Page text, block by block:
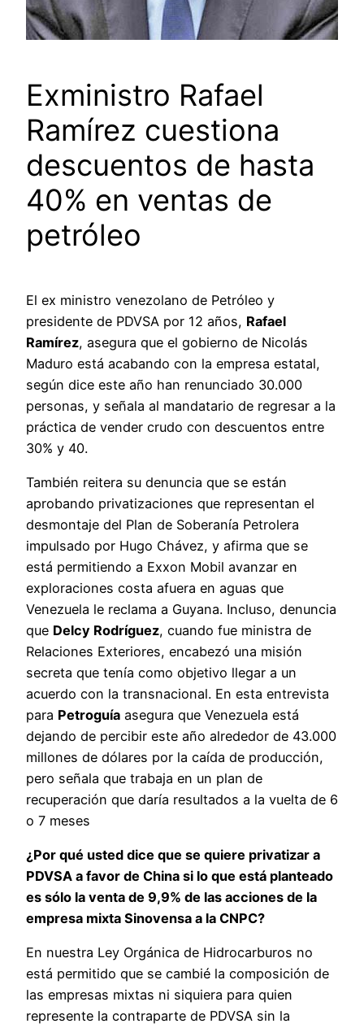
Exministro Rafael
Ramírez cuestiona
descuentos de hasta
40% en ventas de
petróleo
El ex ministro venezolano de Petróleo y
presidente de PDVSA por 12 años, Rafael
Ramírez, asegura que el gobierno de Nicolás
Maduro está acabando con la empresa estatal,
según dice este año han renunciado 30.000
personas, y señala al mandatario de regresar a la
práctica de vender crudo con descuentos entre
30% y 40.
También reitera su denuncia que se están
aprobando privatizaciones que representan el
desmontaje del Plan de Soberanía Petrolera
impulsado por Hugo Chávez, y afirma que se
está permitiendo a Exxon Mobil avanzar en
exploraciones costa afuera en aguas que
Venezuela le reclama a Guyana. Incluso, denuncia
que Delcy Rodríguez, cuando fue ministra de
Relaciones Exteriores, encabezó una misión
secreta que tenía como objetivo llegar a un
acuerdo con la transnacional. En esta entrevista
para Petroguía asegura que Venezuela está
dejando de percibir este año alrededor de 43.000
millones de dólares por la caída de producción,
pero señala que trabaja en un plan de
recuperación que daría resultados a la vuelta de 6
o 7 meses
¿Por qué usted dice que se quiere privatizar a
PDVSA a favor de China si lo que está planteado
es sólo la venta de 9,9% de las acciones de la
empresa mixta Sinovensa a la CNPC?
En nuestra Ley Orgánica de Hidrocarburos no
está permitido que se cambié la composición de
las empresas mixtas ni siquiera para quien
represente la contraparte de PDVSA sin la